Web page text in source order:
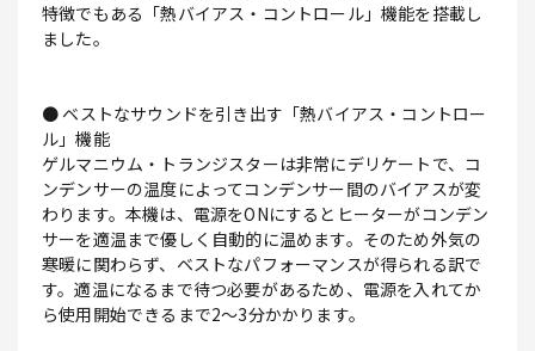
特徴でもある「熱バイアス・コントロール」機能を搭載し
ました。
● ベストなサウンドを引き出す「熱バイアス・コントロー
ル」機能
ゲルマニウム・トランジスターは非常にデリケートで、コ
ンデンサーの温度によってコンデンサー間のバイアスが変
わります。本機は、電源をONにするとヒーターがコンデン
サーを適温まで優しく自動的に温めます。そのため外気の
寒暖に関わらず、ベストなパフォーマンスが得られる訳で
す。適温になるまで待つ必要があるため、電源を入れてか
ら使用開始できるまで2～3分かかります。